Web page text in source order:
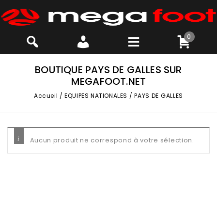
0
BOUTIQUE PAYS DE GALLES SUR
MEGAFOOT.NET
Accueil /EQUIPES NATIONALES /PAYS DE GALLES
Aucun produit ne correspond à votre sélection.